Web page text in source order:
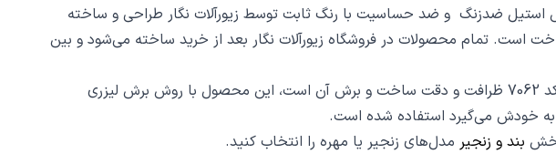
تویی بحر تویی لطف تویی قهر تویی قند تویی زهر تویی بیش میازار مرا کد 7062 از جنس استیل ضدزنگ و ضد حساسیت با رنگ ثابت توسط زیورآلات نگار طراحی و ساخته
نسبت به سفارش مشتری قابل ساخت است. تمام محصولات در فروشگاه زیورآلات نگار بعد از خرید ساخته می‌شود و بین
از دیگر مشخصات پلاک شعر قطره تویی بحر تویی لطف تویی قهر تویی قند تویی زهر تویی بیش میازار مرا کد 7062 ظرافت و دقت ساخت و برش آن است، این محصول با روش برش لیزری
بند و زنجیر مدل‌های زنجیر یا مهره را انتخاب کنید.